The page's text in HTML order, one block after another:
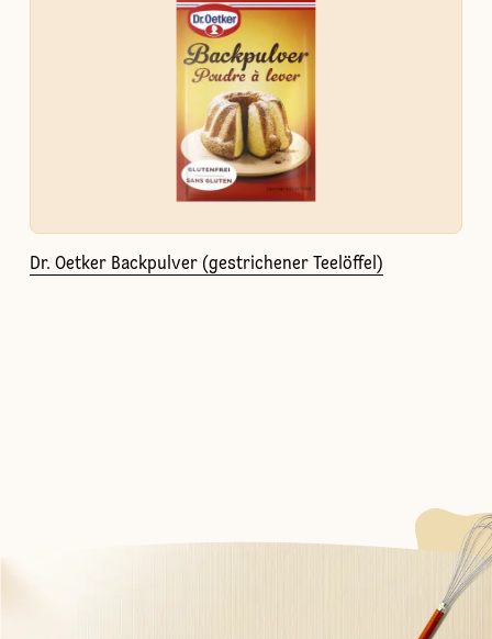
Dr. Oetker Backpulver (gestrichener Teelöffel)